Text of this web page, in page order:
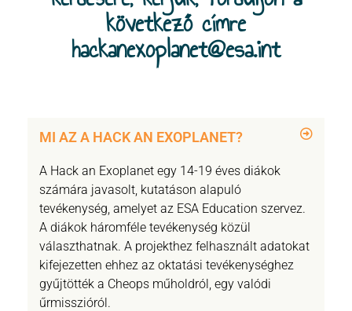
következő címre
hackanexoplanet@esa.int
MI AZ A HACK AN EXOPLANET?
A Hack an Exoplanet egy 14-19 éves diákok
számára javasolt, kutatáson alapuló
tevékenység, amelyet az ESA Education szervez.
A diákok háromféle tevékenység közül
választhatnak. A projekthez felhasznált adatokat
kifejezetten ehhez az oktatási tevékenységhez
gyűjtötték a Cheops műholdról, egy valódi
űrmisszióról.